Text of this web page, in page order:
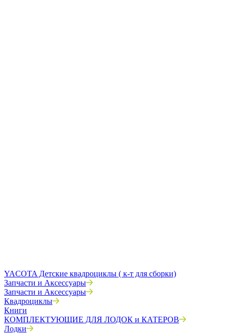
YACOTA Детские квадроциклы ( к-т для сборки)
Запчасти и Аксессуары
Запчасти и Аксессуары
Квадроциклы
Книги
КОМПЛЕКТУЮЩИЕ ДЛЯ ЛОДОК и КАТЕРОВ
Лодки